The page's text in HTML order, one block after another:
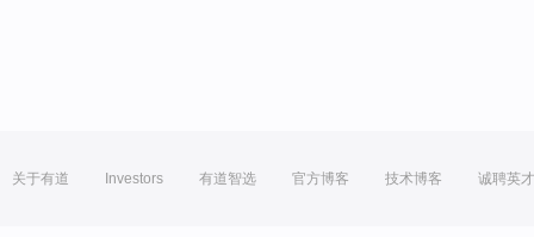
关于有道 Investors 有道智选 官方博客 技术博客 诚聘英才